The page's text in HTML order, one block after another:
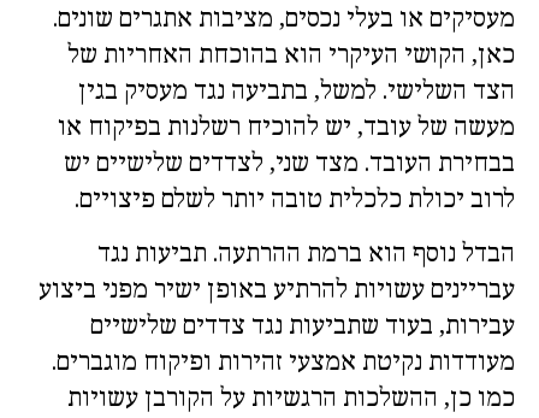
מעסיקים או בעלי נכסים, מציבות אתגרים שונים.
כאן, הקושי העיקרי הוא בהוכחת האחריות של
הצד השלישי. למשל, בתביעה נגד מעסיק בגין
מעשה של עובד, יש להוכיח רשלנות בפיקוח או
בבחירת העובד. מצד שני, לצדדים שלישיים יש
לרוב יכולת כלכלית טובה יותר לשלם פיצויים.
הבדל נוסף הוא ברמת ההרתעה. תביעות נגד
עבריינים עשויות להרתיע באופן ישיר מפני ביצוע
עבירות, בעוד שתביעות נגד צדדים שלישיים
מעודדות נקיטת אמצעי זהירות ופיקוח מוגברים.
כמו כן, ההשלכות הרגשיות על הקורבן עשויות